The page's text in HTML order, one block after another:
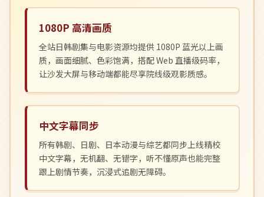
1080P 高清画质
全站日韩剧集与电影资源均提供 1080P 蓝光以上画
质，画面细腻、色彩饱满，搭配 Web 直播级码率，
让沙发大屏与移动端都能尽享院线级观影质感。
中文字幕同步
所有韩剧、日剧、日本动漫与综艺都同步上线精校
中文字幕，无机翻、无错字，听不懂原声也能完整
跟上剧情节奏，沉浸式追剧无障碍。